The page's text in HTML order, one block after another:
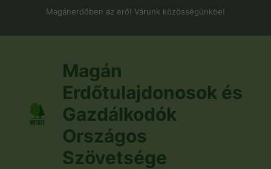
Magánerdőben az erő! Várunk közösségünkbe!
Magán
Erdőtulajdonosok és
Gazdálkodók
Országos
Szövetsége